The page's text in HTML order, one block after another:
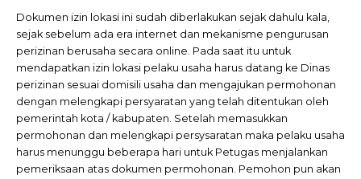
Dokumen izin lokasi ini sudah diberlakukan sejak dahulu kala,
sejak sebelum ada era internet dan mekanisme pengurusan
perizinan berusaha secara online. Pada saat itu untuk
mendapatkan izin lokasi pelaku usaha harus datang ke Dinas
perizinan sesuai domisili usaha dan mengajukan permohonan
dengan melengkapi persyaratan yang telah ditentukan oleh
pemerintah kota / kabupaten. Setelah memasukkan
permohonan dan melengkapi persysaratan maka pelaku usaha
harus menunggu beberapa hari untuk Petugas menjalankan
pemeriksaan atas dokumen permohonan. Pemohon pun akan